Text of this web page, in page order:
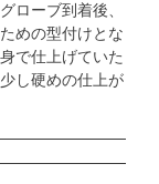
ローブ到着後、
めの型付けとな
で仕上げていた
し硬めの仕上が